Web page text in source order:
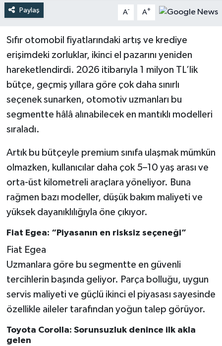
Paylaş A- A+
Sıfır otomobil fiyatlarındaki artış ve krediye
erişimdeki zorluklar, ikinci el pazarını yeniden
hareketlendirdi. 2026 itibarıyla 1 milyon TL’lik
bütçe, geçmiş yıllara göre çok daha sınırlı
seçenek sunarken, otomotiv uzmanları bu
segmentte hâlâ alınabilecek en mantıklı modelleri
sıraladı.
Artık bu bütçeyle premium sınıfa ulaşmak mümkün
olmazken, kullanıcılar daha çok 5–10 yaş arası ve
orta-üst kilometreli araçlara yöneliyor. Buna
rağmen bazı modeller, düşük bakım maliyeti ve
yüksek dayanıklılığıyla öne çıkıyor.
Fiat Egea: “Piyasanın en risksiz seçeneği”
Fiat Egea
Uzmanlara göre bu segmentte en güvenli
tercihlerin başında geliyor. Parça bolluğu, uygun
servis maliyeti ve güçlü ikinci el piyasası sayesinde
özellikle aileler tarafından yoğun talep görüyor.
Toyota Corolla: Sorunsuzluk denince ilk akla
gelen